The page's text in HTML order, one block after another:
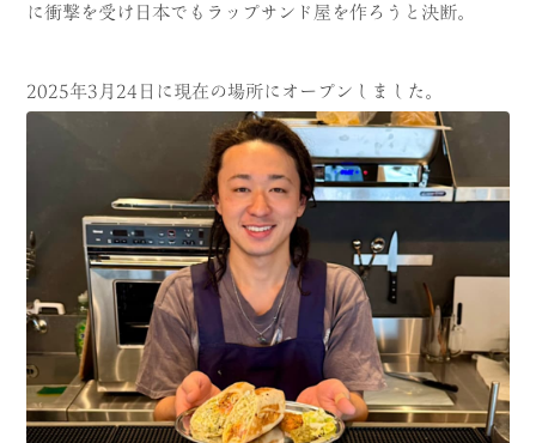
に衝撃を受け日本でもラップサンド屋を作ろうと決断。
2025年3月24日に現在の場所にオープンしました。